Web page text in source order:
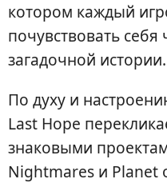
котором каждый
почувствовать
загадочной истории.
По духу и
Last Hope
знаковыми
Nightmares и Planet